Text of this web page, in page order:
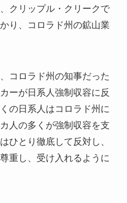
クリップル・クリークで
り、コロラド州の鉱山業
コロラド州の知事だった
ーが日系人強制収容に反
の日系人はコロラド州に
人の多くが強制収容を支
ひとり徹底して反対し、
重し、受け入れるように